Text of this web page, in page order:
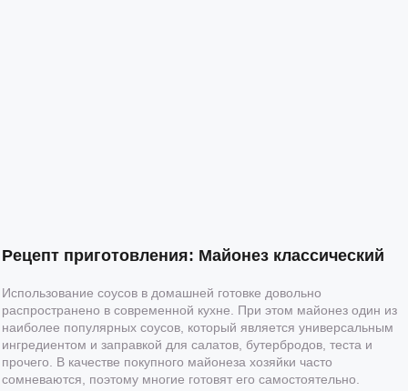
Рецепт приготовления: Майонез классический
Использование соусов в домашней готовке довольно
распространено в современной кухне. При этом майонез один из
наиболее популярных соусов, который является универсальным
ингредиентом и заправкой для салатов, бутербродов, теста и
прочего. В качестве покупного майонеза хозяйки часто
сомневаются, поэтому многие готовят его самостоятельно.